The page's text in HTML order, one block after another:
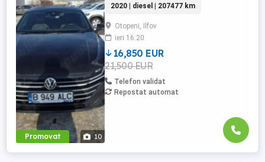
Promovat 10
cap fata Airbag-uri cap spate Asistenta
faza lunga Asistenta in rampa Bluetooth
Camera video spate Climatronic Cotiera
(fata) ESP Faruri LED Frana parcare
electrica Front Assistant iluminare ...
2020 | diesel | 207477 km
Otopeni, Ilfov
ieri 16:20
16,850 EUR
21,500 EUR
Telefon validat
Repostat automat